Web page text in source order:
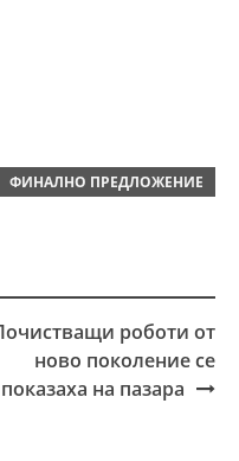
ФИНАЛНО ПРЕДЛОЖЕНИЕ
роботи от
ново поколение се
показаха на пазара